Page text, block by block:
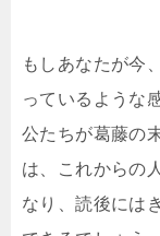
もしあなたが今
っているような
公たちが葛藤の
は、これからの
なり、読後には